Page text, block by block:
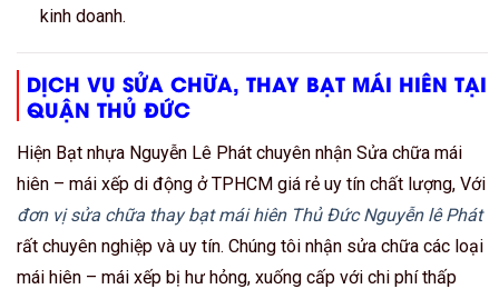
kinh doanh.
DỊCH VỤ SỬA CHỮA, THAY BẠT MÁI HIÊN TẠI
QUẬN THỦ ĐỨC
Hiện Bạt nhựa Nguyễn Lê Phát chuyên nhận Sửa chữa mái
hiên – mái xếp di động ở TPHCM giá rẻ uy tín chất lượng, Với
đơn vị sửa chữa thay bạt mái hiên Thủ Đức Nguyễn lê Phát
rất chuyên nghiệp và uy tín. Chúng tôi nhận sửa chữa các loại
mái hiên – mái xếp bị hư hỏng, xuống cấp với chi phí thấp